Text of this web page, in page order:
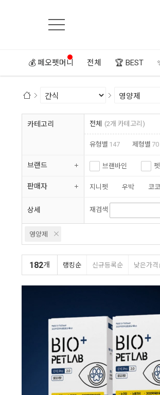
💰 페오펫머니 전체 🏆 BEST
카테고리 전체 (2개 카테고리)
유형별 147 제형별 70
브랜드 브랜바인
ubac 메디
판매자 지니펫 우박 코
브랜바인 팻케어유
크레용펫
상세 재검색
영양제
182개 랭킹순 신규등록순 낮은가격